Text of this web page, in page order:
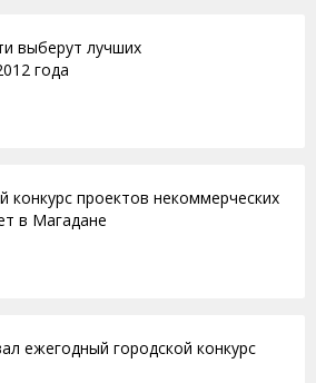
выберут лучших
года
конкурс проектов некоммерческих
в Магадане
ежегодный городской конкурс